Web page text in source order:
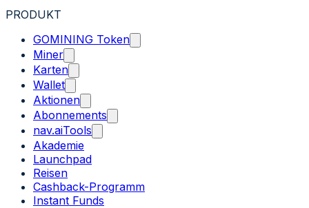
PRODUKT
GOMINING Token
Miner
Karten
Wallet
Aktionen
Abonnements
nav.aiTools
Akademie
Launchpad
Reisen
Cashback-Programm
Instant Funds